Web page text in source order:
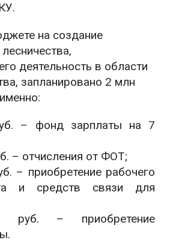
на создание
деятельность в области
запланировано 2 млн
– фонд зарплаты на 7
– отчисления от ФОТ;
– приобретение рабочего
и средств связи для
руб. – приобретение